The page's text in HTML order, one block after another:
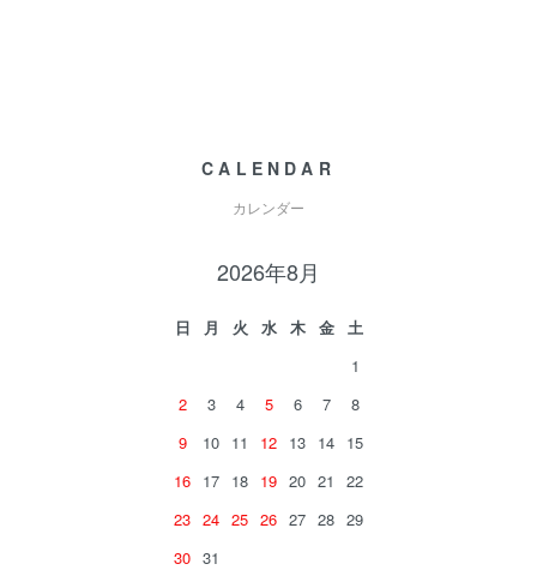
CALENDAR
カレンダー
2026年8月
日 月 火 水 木 金
土
1
2
3 4 5 6 7
8
9
10 11 12 13 14 15
16 17 18 19 20 21
22
23 24 25 26 27 28 29
30 31